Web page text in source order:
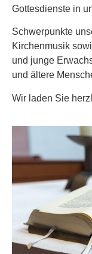
Gottesdienste in
Schwerpunkte
Kirchenmusik
und junge
und ältere
Wir laden Sie